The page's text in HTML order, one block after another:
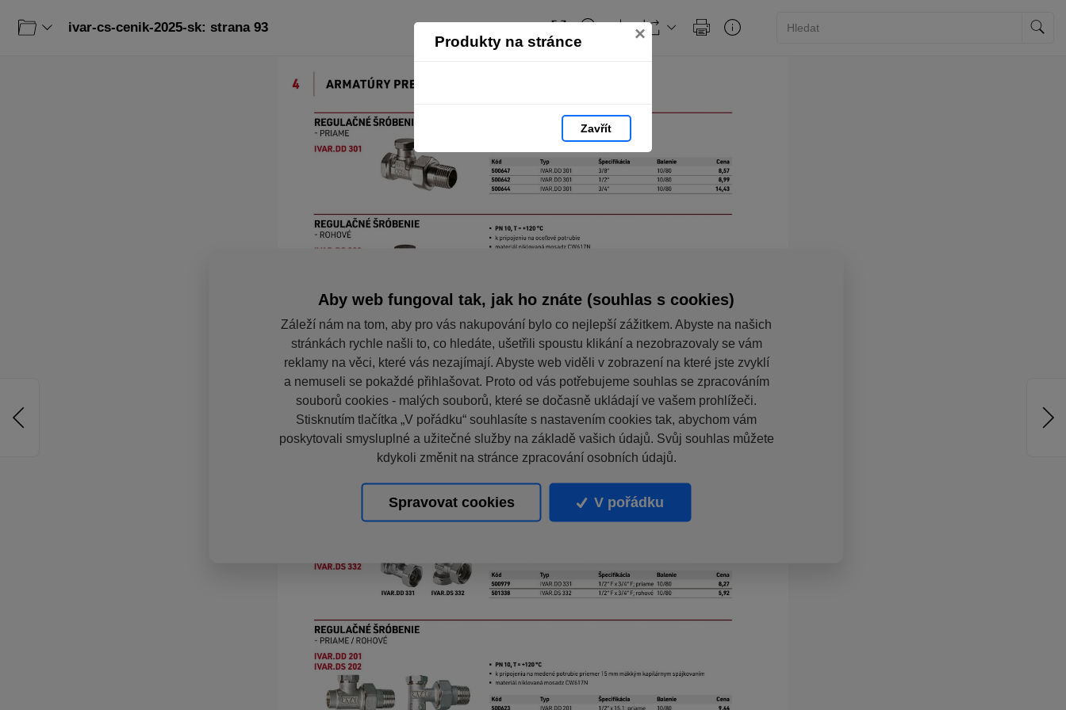
Produkty na stránce ×
Zavřít
ivar-cs-cenik-2025-sk: strana 93
Aby web fungoval tak, jak ho znáte (souhlas s cookies)
Záleží nám na tom, aby pro vás nakupování bylo co nejlepší zážitkem. Abyste na našich
stránkách rychle našli to, co hledáte, ušetřili spoustu klikání a nezobrazovaly se vám
reklamy na věci, které vás nezajímají. Abyste web viděli v zobrazení na které jste zvyklí
a nemuseli se pokaždé přihlašovat. Proto od vás potřebujeme souhlas se zpracováním
souborů cookies - malých souborů, které se dočasně ukládají ve vašem prohlížeči.
Stisknutím tlačítka „V pořádku“ souhlasíte s nastavením cookies tak, abychom vám
poskytovali smysluplné a užitečné služby na základě vašich údajů. Svůj souhlas můžete
kdykoli změnit na stránce zpracování osobních údajů.
Spravovat cookies V pořádku